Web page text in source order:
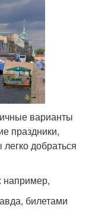
варианты
праздники,
добраться
например,
билетами